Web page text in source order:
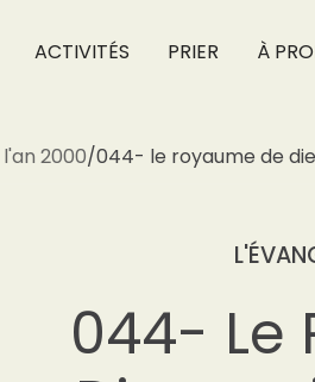
ACTIVITÉS PRIER À
2000/044- le royaume de
044- Le